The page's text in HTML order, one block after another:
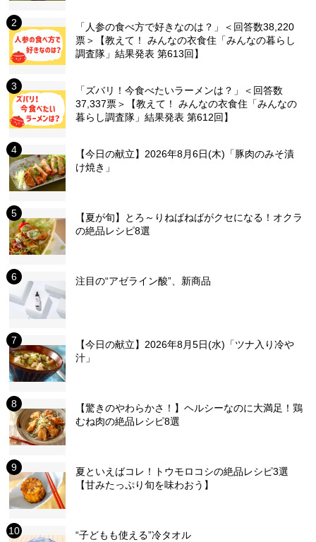
「人参の食べ方で好きなのは？」＜回答数38,220
票＞【教えて！ みんなの衣食住「みんなの暮らし
調査隊」結果発表 第613回】
「ズバリ！今食べたいラーメンは？」＜回答数
37,337票＞【教えて！ みんなの衣食住「みんなの
暮らし調査隊」結果発表 第612回】
【今日の献立】2026年8月6日(木)「豚肉のみそ漬
け焼き」
【夏が旬】とろ～りねばねばがクセになる！オクラ
の絶品レシピ8選
注目の“アゼライン酸”、新商品
【今日の献立】2026年8月5日(水)「ツナ入り冷や
汁」
【驚きのやわらかさ！】ヘルシーなのに大満足！鶏
むね肉の絶品レシピ8選
夏といえばコレ！トウモロコシの絶品レシピ3選
【甘みたっぷり旬を味わおう】
“子どもも使える”冷タオル